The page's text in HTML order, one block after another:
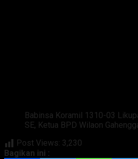
Babinsa Koramil 1310-03
SE, Ketua BPD Wilaon
Post Views: 3,230
Bagikan ini :